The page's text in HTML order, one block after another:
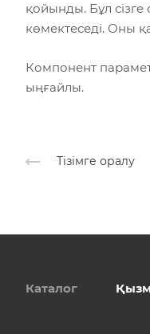
қойынды. Бұл
көмектеседі. Оны
Компонент
ыңғайлы.
Тізімге оралу
Каталог